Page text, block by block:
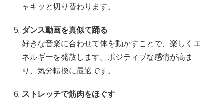
ャキッと切り替わります。
ダンス動画を真似て踊る
好きな音楽に合わせて体を動かすことで、楽しくエ
ネルギーを発散します。ポジティブな感情が高ま
り、気分転換に最適です。
ストレッチで筋肉をほぐす